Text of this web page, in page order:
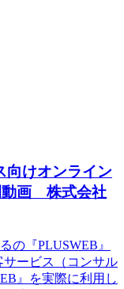
向けオンライン
動画 株式会社
の『PLUSWEB』
ービス（コンサル
』を実際に利用し